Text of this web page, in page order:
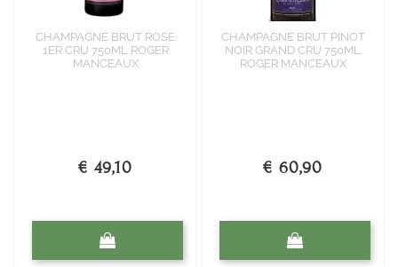
CHAMPAGNE BRUT ROSE
1ER CRU 750ML ROGER
MANCEAUX
€ 49,10
CHAMPAGNE BRUT PINOT
NOIR GRAND CRU 750ML
ROGER MANCEAUX
€ 60,90